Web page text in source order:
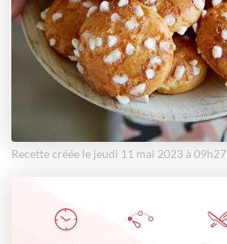
Recette créée le jeudi 11 mai 2023 à 09h27